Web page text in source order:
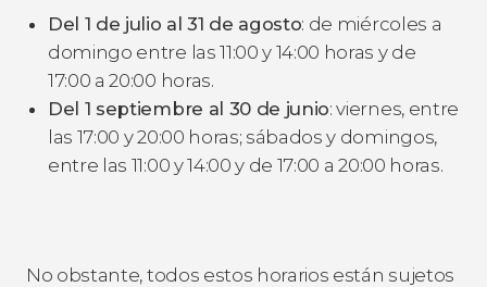
Del 1 de julio al 31 de agosto: de miércoles a
domingo entre las 11:00 y 14:00 horas y de
17:00 a 20:00 horas.
Del 1 septiembre al 30 de junio: viernes, entre
las 17:00 y 20:00 horas; sábados y domingos,
entre las 11:00 y 14:00 y de 17:00 a 20:00 horas.
No obstante, todos estos horarios están sujetos